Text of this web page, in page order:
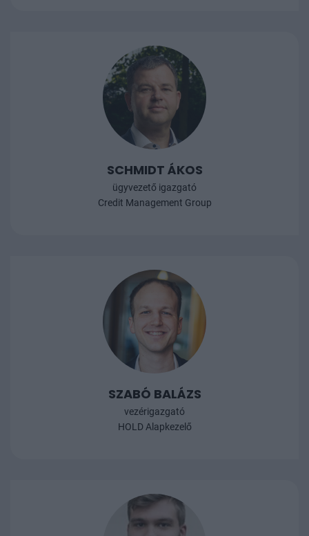
SCHMIDT ÁKOS
ügyvezető igazgató
Credit Management Group
SZABÓ BALÁZS
vezérigazgató
HOLD Alapkezelő